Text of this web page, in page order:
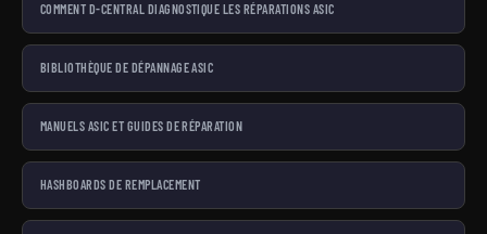
COMMENT D-CENTRAL DIAGNOSTIQUE LES RÉPARATIONS ASIC
BIBLIOTHÈQUE DE DÉPANNAGE ASIC
MANUELS ASIC ET GUIDES DE RÉPARATION
HASHBOARDS DE REMPLACEMENT